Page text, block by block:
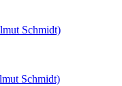
Schmidt)
Schmidt)